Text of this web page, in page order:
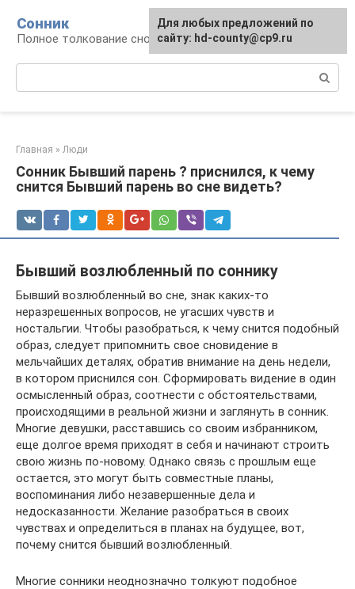
контенту
Сонник
Полное толкование снов
Главная » Люди
Сонник Бывший парень ? приснился, к чему
снится Бывший парень во сне видеть?
Бывший возлюбленный по соннику
Бывший возлюбленный во сне, знак каких-то
неразрешенных вопросов, не угасших чувств и
ностальгии. Чтобы разобраться, к чему снится подобный
образ, следует припомнить свое сновидение в
мельчайших деталях, обратив внимание на день недели,
в котором приснился сон. Сформировать видение в один
осмысленный образ, соотнести с обстоятельствами,
происходящими в реальной жизни и заглянуть в сонник.
Многие девушки, расставшись со своим избранником,
еще долгое время приходят в себя и начинают строить
свою жизнь по-новому. Однако связь с прошлым еще
остается, это могут быть совместные планы,
воспоминания либо незавершенные дела и
недосказанности. Желание разобраться в своих
чувствах и определиться в планах на будущее, вот,
почему снится бывший возлюбленный.
Многие сонники неоднозначно толкуют подобное
Для любых предложений по
сайту: hd-county@cp9.ru